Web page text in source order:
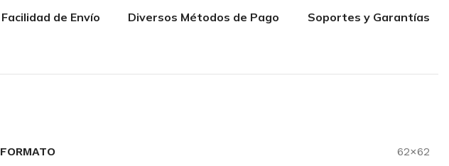
Facilidad de Envío Diversos Métodos de Pago Soportes y Garantías
FORMATO 62×62